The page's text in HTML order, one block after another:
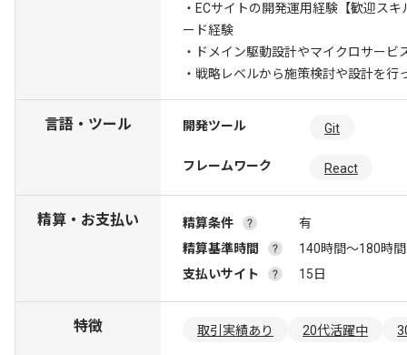
・ECサイトの開発運用経験 【歓迎ス
ード経験
・ドメイン駆動設計やマイクロサー
・戦略レベルから施策検討や設計を行
言語・ツール 開発ツール Git
フレームワーク React
精算・お支払い 精算条件
有
精算基準時間
140時間〜180時間
支払いサイト
15日
特徴 取引実績あり 20代活躍中